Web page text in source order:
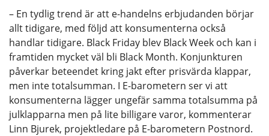
– En tydlig trend är att e-handelns erbjudanden börjar
allt tidigare, med följd att konsumenterna också
handlar tidigare. Black Friday blev Black Week och kan i
framtiden mycket väl bli Black Month. Konjunkturen
påverkar beteendet kring jakt efter prisvärda klappar,
men inte totalsumman. I E-barometern ser vi att
konsumenterna lägger ungefär samma totalsumma på
julklapparna men på lite billigare varor, kommenterar
Linn Bjurek, projektledare på E-barometern Postnord.